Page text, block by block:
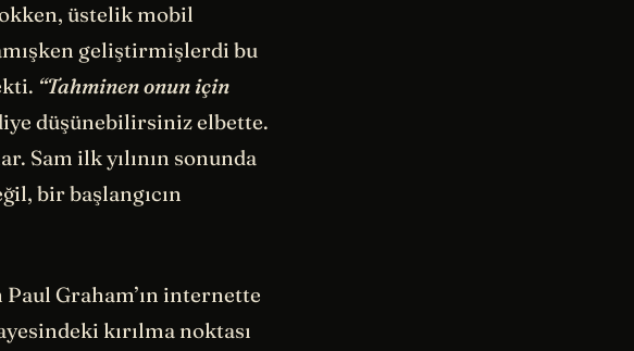
üstelik mobil
geliştirmişlerdi bu
“Tahminen onun için
düşünebilirsiniz elbette.
Sam ilk yılının sonunda
bir başlangıcın
Graham’ın internette
kırılma noktası